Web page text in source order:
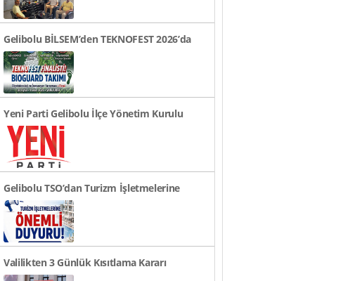
Gelibolu BİLSEM’den TEKNOFEST 2026’da
Türkiye Finali Başarıs..
Yeni Parti Gelibolu İlçe Yönetim Kurulu
Açıklandı
Gelibolu TSO’dan Turizm İşletmelerine
Önemli Duyuru!
Valilikten 3 Günlük Kısıtlama Kararı